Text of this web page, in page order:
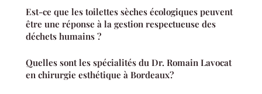
Est-ce que les toilettes sèches écologiques peuvent
être une réponse à la gestion respectueuse des
déchets humains ?
Quelles sont les spécialités du Dr. Romain Lavocat
en chirurgie esthétique à Bordeaux?